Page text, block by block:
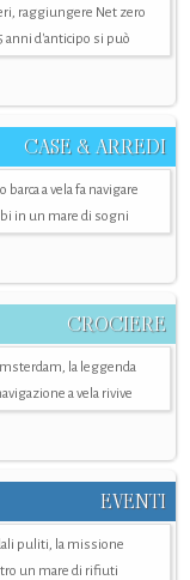
raggiungere Net zero
anni d'anticipo si può
CASE & ARREDI
barca a vela fa navigare
in un mare di sogni
CROCIERE
la leggenda
a vela rivive
EVENTI
puliti, la missione
un mare di rifiuti